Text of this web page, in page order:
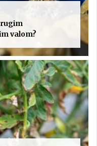
valom?